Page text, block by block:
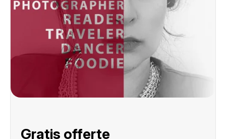
Gratis offerte